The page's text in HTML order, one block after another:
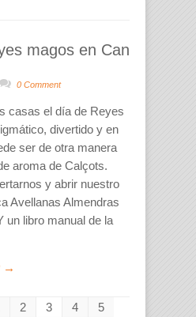
magos en Can
0 Comment
casas el día de Reyes
divertido y en
ser de otra manera
aroma de Calçots.
y abrir nuestro
Avellanas Almendras
un libro manual de la
→
2 3 4
5